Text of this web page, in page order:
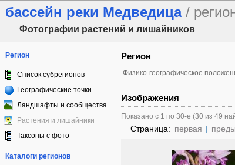
бассейн реки Медведица/
Фотографии растений и лишайников
Регион
Список субрегионов
Географические точки
Ландшафты и сообщества
Растения и лишайники
Таксоны с фото
Каталоги регионов
Регион
Физико-географическое
Изображения
Показано с 1 по 30-е (30 из 49
Страница: первая |